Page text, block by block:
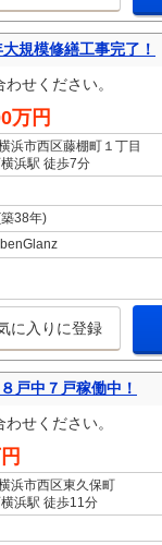
規模修繕工事完了！
せください。
万円
市西区藤棚町１丁目
浜駅 徒歩7分
38年)
に入りに登録
戸中７戸稼働中！
せください。
浜市西区東久保町
浜駅 徒歩11分